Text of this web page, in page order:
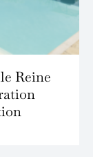
Reine